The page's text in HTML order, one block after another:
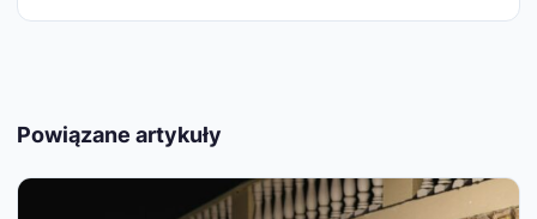
Powiązane artykuły